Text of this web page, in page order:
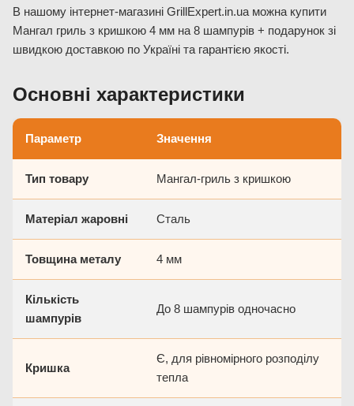
В нашому інтернет-магазині GrillExpert.in.ua можна купити
Мангал гриль з кришкою 4 мм на 8 шампурів + подарунок зі
швидкою доставкою по Україні та гарантією якості.
Основні характеристики
Параметр Значення
Тип товару Мангал-гриль з кришкою
Матеріал жаровні Сталь
Товщина металу 4 мм
Кількість
шампурів
До 8 шампурів одночасно
Кришка
Є, для рівномірного розподілу
тепла